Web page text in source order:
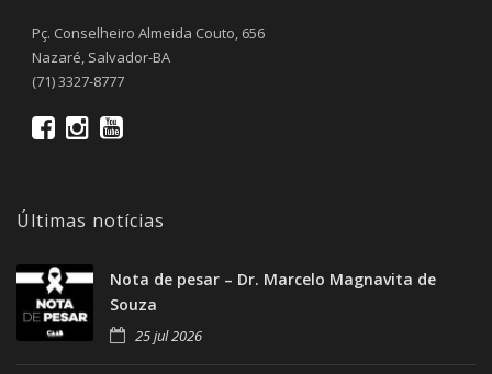
Pç. Conselheiro Almeida Couto, 656
Nazaré, Salvador-BA
(71) 3327-8777
Últimas notícias
Nota de pesar – Dr. Marcelo Magnavita de
Souza
25 jul 2026